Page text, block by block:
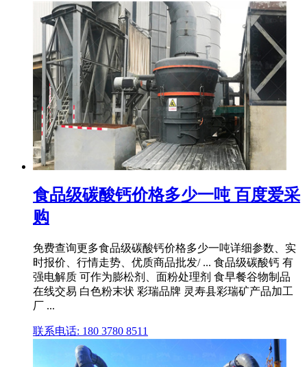
食品级碳酸钙价格多少一吨 百度爱采
购
免费查询更多食品级碳酸钙价格多少一吨详细参数、实
时报价、行情走势、优质商品批发/ ... 食品级碳酸钙 有
强电解质 可作为膨松剂、面粉处理剂 食早餐谷物制品
在线交易 白色粉末状 彩瑞品牌 灵寿县彩瑞矿产品加工
厂 ...
联系电话: 180 3780 8511